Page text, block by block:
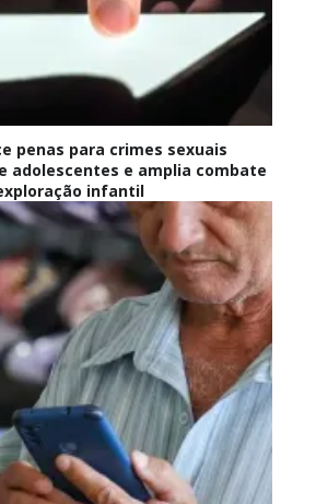
penas para crimes sexuais
adolescentes e amplia combate
infantil